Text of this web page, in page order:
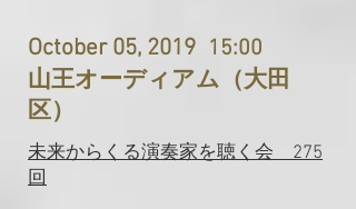
October 05, 2019 15:00
山王オーディアム（大田
区）
未来からくる演奏家を聴く会 275
回